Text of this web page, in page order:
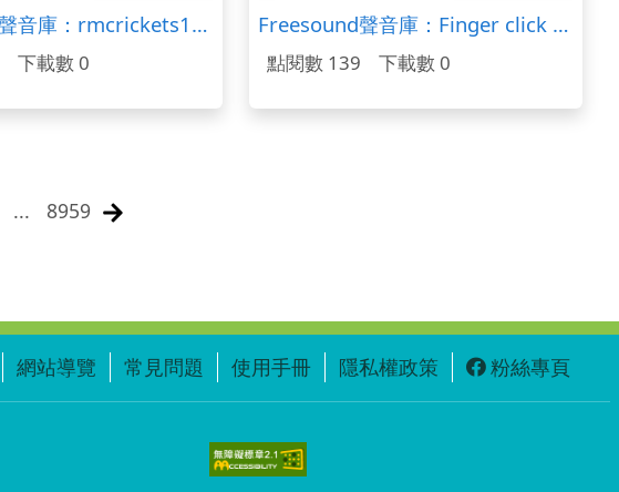
Freesound聲音庫：rmcrickets12.wav
下載數 0
Freesound聲音庫：Finger click 3.wav
點閱數 139 下載數 0
... 8959
網站導覽 常見問題 使用手冊 隱私權政策 粉絲專頁